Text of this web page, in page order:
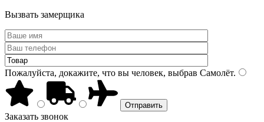
Вызвать замерщика
Пожалуйста, докажите, что вы человек, выбрав Самолёт.
Заказать звонок